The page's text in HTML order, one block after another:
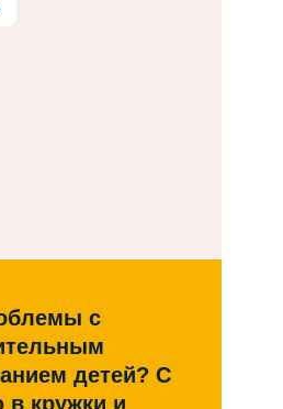
с
детей? С
в кружки и